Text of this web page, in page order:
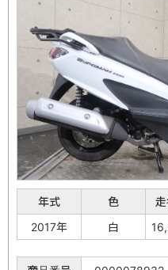
年式 色
2017年
白